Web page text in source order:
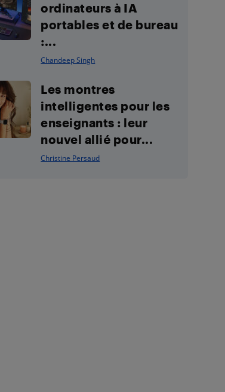
ordinateurs à IA
portables et de bureau
:...
Chandeep Singh
Les montres
intelligentes pour les
enseignants : leur
nouvel allié pour...
Christine Persaud